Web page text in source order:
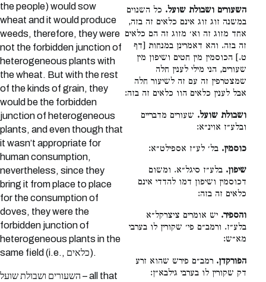
the people) would sow
wheat and it would produce
weeds, therefore, they were
not the forbidden junction of
heterogeneous plants with
the wheat. But with the rest
of the kinds of grain, they
would be the forbidden
junction of heterogeneous
plants, and even though that
it wasn’t appropriate for
human consumption,
nevertheless, since they
bring it from place to place
for the consumption of
doves, they were the
forbidden junction of
heterogeneous plants in the
same field (i.e., כלאים).
השעורים ושבולת שועל – all that
השעורים ושבולת שועל. כל השנוים
במשנה זוג זוג אינם כלאים זה בזה,
אחד מזוג זה וא׳ מזוג זה הם כלאים
זה בזה. והא דאמרינן במנחות [דף
ט.] הכוסמין מין חטים ושיפון מין
שעורים, הני מילי לענין חלה
שמצטרפין זה עם זה לשיעור חלה
אבל לענין כלאים הוו כלאים זה בזה:
ושבולת שועל. שעורים מדבריים
ובלע״ז אוינ״א:
כוסמין. בל׳ לע״ז אספילט״א:
שיפון. בלע״ז סיגל״א. ומשום
דכוסמין ושיפון דמו להדדי אינם
כלאים זה בזה:
והספיר. יש אומרים ציצרקל״א
בלע״ז. ורמב״ם פי׳ שקורין לו בערבי
מא״ש:
הפורקדן. רמב״ם פירש שהוא זרע
דק שקורין לו בערבי גילבא״ן: